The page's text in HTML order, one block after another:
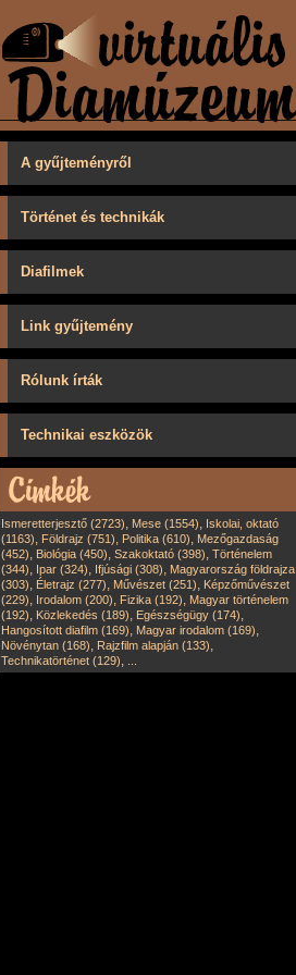
A gyűjteményről
Történet és technikák
Diafilmek
Link gyűjtemény
Rólunk írták
Technikai eszközök
Ismeretterjesztő (2723), Mese (1554), Iskolai, oktató
(1163), Földrajz (751), Politika (610), Mezőgazdaság
(452), Biológia (450), Szakoktató (398), Történelem
(344), Ipar (324), Ifjúsági (308), Magyarország földrajza
(303), Életrajz (277), Művészet (251), Képzőművészet
(229), Irodalom (200), Fizika (192), Magyar történelem
(192), Közlekedés (189), Egészségügy (174),
Hangosított diafilm (169), Magyar irodalom (169),
Növénytan (168), Rajzfilm alapján (133),
Technikatörténet (129),